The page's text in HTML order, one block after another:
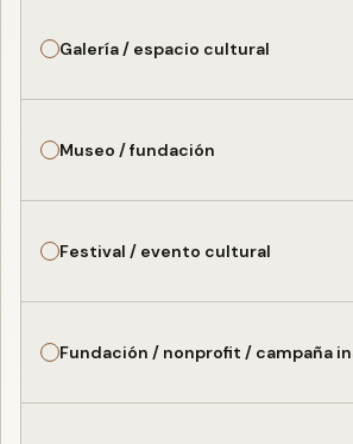
Galería / espacio cultural
Museo / fundación
Festival / evento cultural
Fundación / nonprofit / campaña